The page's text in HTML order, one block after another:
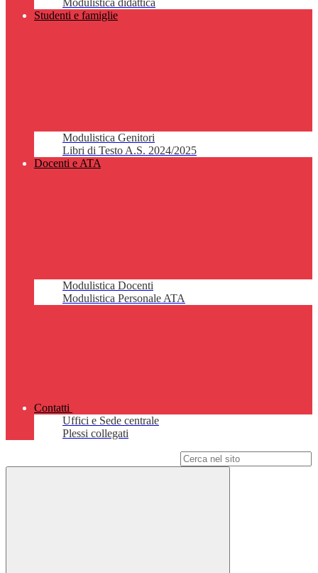
Modulistica didattica
Studenti e famiglie
Modulistica Genitori
Libri di Testo A.S. 2024/2025
Docenti e ATA
Modulistica Docenti
Modulistica Personale ATA
Contatti
Uffici e Sede centrale
Plessi collegati